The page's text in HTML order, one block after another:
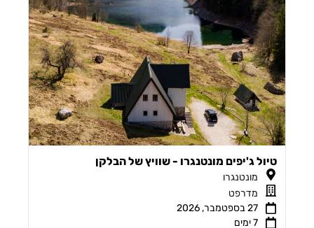
טיול ג'יפים מונטנגרו - שוויץ של הבלקן
מונטנגרו
מדרפט
27 בספטמבר, 2026
7 ימים